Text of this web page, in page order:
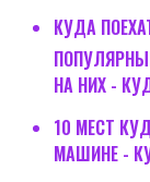
КУДА
НА НИХ -
10 МЕСТ
МАШИНЕ -